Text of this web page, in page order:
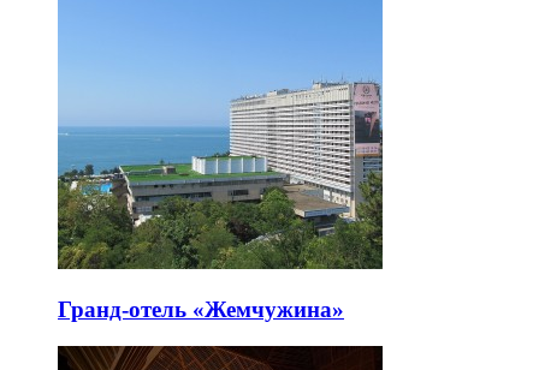
Гранд-отель «Жемчужина»